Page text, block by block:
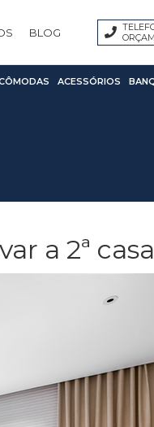
BLOG
ACESSÓRIOS
a 2ª